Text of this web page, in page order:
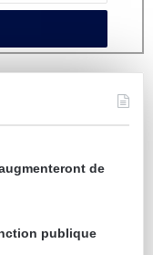
de
publique